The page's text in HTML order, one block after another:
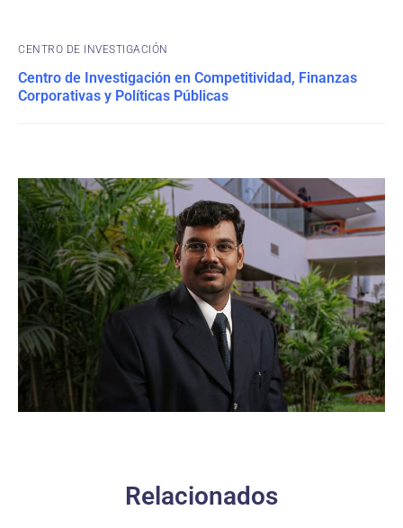
CENTRO DE INVESTIGACIÓN
Centro de Investigación en Competitividad, Finanzas
Corporativas y Políticas Públicas
Relacionados